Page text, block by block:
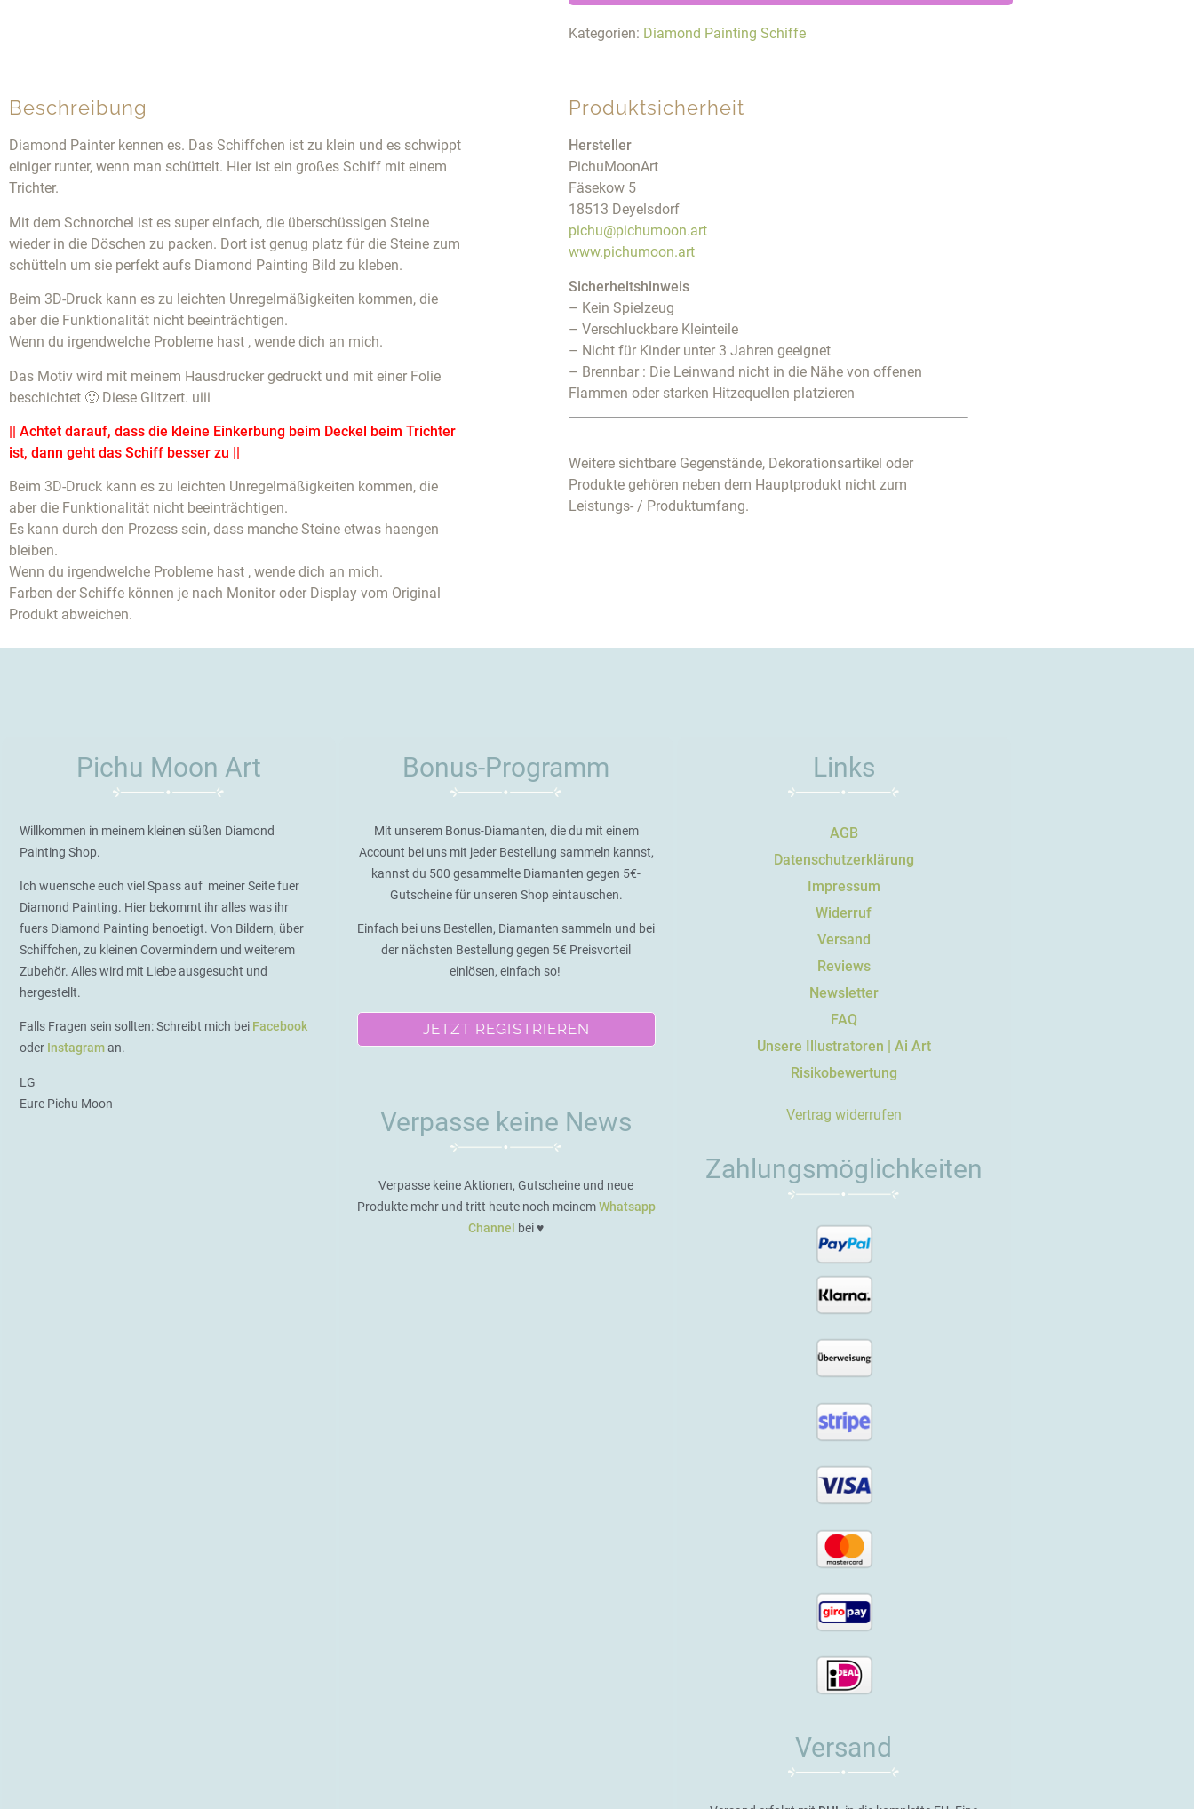
Kategorien: Diamond Painting Schiffe
Beschreibung
Diamond Painter kennen es. Das Schiffchen ist zu klein und es schwippt
einiger runter, wenn man schüttelt. Hier ist ein großes Schiff mit einem
Trichter.
Mit dem Schnorchel ist es super einfach, die überschüssigen Steine
wieder in die Döschen zu packen. Dort ist genug platz für die Steine zum
schütteln um sie perfekt aufs Diamond Painting Bild zu kleben.
Beim 3D-Druck kann es zu leichten Unregelmäßigkeiten kommen, die
aber die Funktionalität nicht beeinträchtigen.
Wenn du irgendwelche Probleme hast , wende dich an mich.
Das Motiv wird mit meinem Hausdrucker gedruckt und mit einer Folie
beschichtet 🙂 Diese Glitzert. uiii
|| Achtet darauf, dass die kleine Einkerbung beim Deckel beim Trichter
ist, dann geht das Schiff besser zu ||
Beim 3D-Druck kann es zu leichten Unregelmäßigkeiten kommen, die
aber die Funktionalität nicht beeinträchtigen.
Es kann durch den Prozess sein, dass manche Steine etwas haengen
bleiben.
Wenn du irgendwelche Probleme hast , wende dich an mich.
Farben der Schiffe können je nach Monitor oder Display vom Original
Produkt abweichen.
Produktsicherheit
Hersteller
PichuMoonArt
Fäsekow 5
18513 Deyelsdorf
pichu@pichumoon.art
www.pichumoon.art
Sicherheitshinweis
– Kein Spielzeug
– Verschluckbare Kleinteile
– Nicht für Kinder unter 3 Jahren geeignet
– Brennbar : Die Leinwand nicht in die Nähe von offenen
Flammen oder starken Hitzequellen platzieren
Weitere sichtbare Gegenstände, Dekorationsartikel oder
Produkte gehören neben dem Hauptprodukt nicht zum
Leistungs- / Produktumfang.
Pichu Moon Art
Willkommen in meinem kleinen süßen Diamond
Painting Shop.
Ich wuensche euch viel Spass auf meiner Seite fuer
Diamond Painting. Hier bekommt ihr alles was ihr
fuers Diamond Painting benoetigt. Von Bildern, über
Schiffchen, zu kleinen Covermindern und weiterem
Zubehör. Alles wird mit Liebe ausgesucht und
hergestellt.
Falls Fragen sein sollten: Schreibt mich bei Facebook
oder Instagraman.
LG
Eure Pichu Moon
Bonus-Programm
Mit unserem Bonus-Diamanten, die du mit einem
Account bei uns mit jeder Bestellung sammeln kannst,
kannst du 500 gesammelte Diamanten gegen 5€-
Gutscheine für unseren Shop eintauschen.
Einfach bei uns Bestellen, Diamanten sammeln und bei
der nächsten Bestellung gegen 5€ Preisvorteil
einlösen, einfach so!
JETZT REGISTRIEREN
Verpasse keine News
Verpasse keine Aktionen, Gutscheine und neue
Produkte mehr und tritt heute noch meinemWhatsapp
Channel
bei ♥️
Links
AGB
Datenschutzerklärung
Impressum
Widerruf
Versand
Reviews
Newsletter
FAQ
Unsere Illustratoren | Ai Art
Risikobewertung
Vertrag widerrufen
Zahlungsmöglichkeiten
Versand